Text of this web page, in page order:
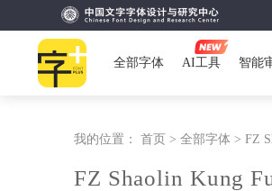
全部字体 AI工具 智能
我的位置： 首页 > 全部字体 > FZ
FZ Shaolin Kung